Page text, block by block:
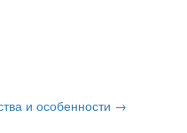
и особенности →